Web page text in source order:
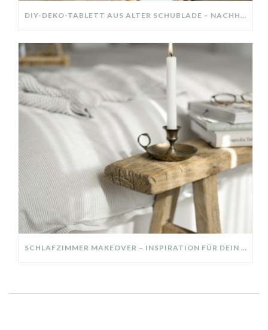
DIY-DEKO-TABLETT AUS ALTER SCHUBLADE – NACHHALTIGE HERBSTDEKO SELBER MACHEN!
SCHLAFZIMMER MAKEOVER – INSPIRATION FÜR DEIN SCHLAFZIMMER: AUS ALT MACH NEU – HELL, GEMÜTLICH UND EINLADEND